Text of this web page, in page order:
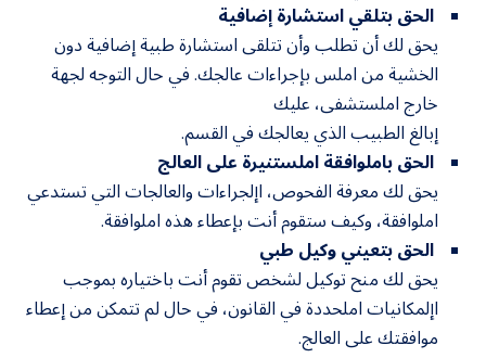
الحق بتلقي استشارة إضافية
يحق لك أن تطلب وأن تتلقى استشارة طبية إضافية دون
الخشية من املس بإجراءات عالجك. في حال التوجه لجهة
خارج املستشفى، عليك
إبالغ الطبيب الذي يعالجك في القسم.
الحق باملوافقة املستنيرة على العالج
يحق لك معرفة الفحوص، اإلجراءات والعالجات التي تستدعي
املوافقة، وكيف ستقوم أنت بإعطاء هذه املوافقة.
الحق بتعيني وكيل طبي
يحق لك منح توكيل لشخص تقوم أنت باختياره بموجب
اإلمكانيات املحددة في القانون، في حال لم تتمكن من إعطاء
موافقتك على العالج.